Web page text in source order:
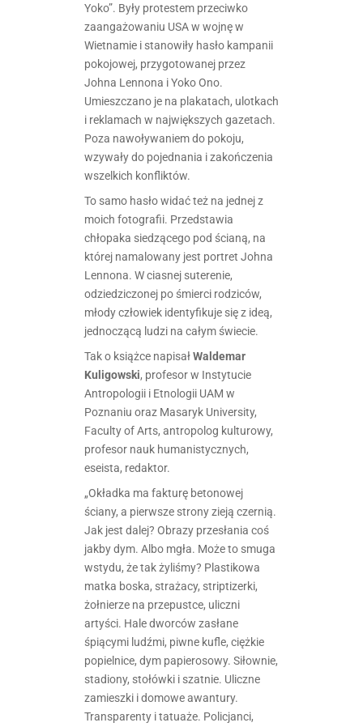
Yoko”. Były protestem przeciwko
zaangażowaniu USA w wojnę w
Wietnamie i stanowiły hasło kampanii
pokojowej, przygotowanej przez
Johna Lennona i Yoko Ono.
Umieszczano je na plakatach, ulotkach
i reklamach w największych gazetach.
Poza nawoływaniem do pokoju,
wzywały do pojednania i zakończenia
wszelkich konfliktów.
To samo hasło widać też na jednej z
moich fotografii. Przedstawia
chłopaka siedzącego pod ścianą, na
której namalowany jest portret Johna
Lennona. W ciasnej suterenie,
odziedziczonej po śmierci rodziców,
młody człowiek identyfikuje się z ideą,
jednoczącą ludzi na całym świecie.
Tak o książce napisałWaldemar
Kuligowski, profesor w Instytucie
Antropologii i Etnologii UAM w
Poznaniu oraz Masaryk University,
Faculty of Arts, antropolog kulturowy,
profesor nauk humanistycznych,
eseista, redaktor.
„Okładka ma fakturę betonowej
ściany, a pierwsze strony zieją czernią.
Jak jest dalej? Obrazy przesłania coś
jakby dym. Albo mgła. Może to smuga
wstydu, że tak żyliśmy? Plastikowa
matka boska, strażacy, striptizerki,
żołnierze na przepustce, uliczni
artyści. Hale dworców zasłane
śpiącymi ludźmi, piwne kufle, ciężkie
popielnice, dym papierosowy. Siłownie,
stadiony, stołówki i szatnie. Uliczne
zamieszki i domowe awantury.
Transparenty i tatuaże. Policjanci,